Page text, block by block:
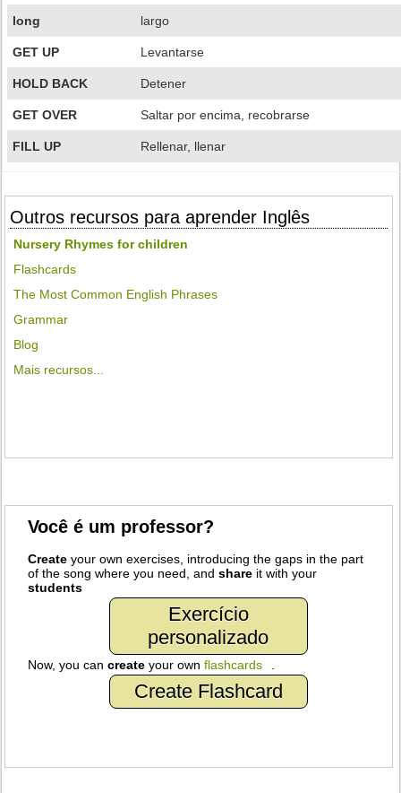
long largo
GET UP Levantarse
HOLD BACK Detener
GET OVER Saltar por encima, recobrarse
FILL UP Rellenar, llenar
Outros recursos para aprender Inglês
Nursery Rhymes for children
Flashcards
The Most Common English Phrases
Grammar
Blog
Mais recursos...
Você é um professor?
Create your own exercises, introducing the gaps in the part
of the song where you need, andshare it with your
students
Exercício
personalizado
Now, you cancreate your ownflashcards
Create Flashcard